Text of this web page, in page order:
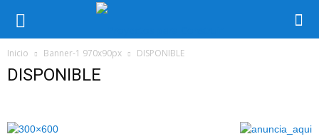
Inicio Banner-1 970x90px DISPONIBLE
DISPONIBLE